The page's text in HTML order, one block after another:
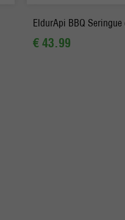
EldurApi BBQ
€ 43.99